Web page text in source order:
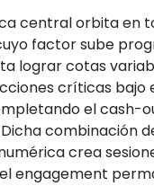
central orbita en
factor sube
lograr cotas
críticas bajo
el cash-
combinación
crea
engagement